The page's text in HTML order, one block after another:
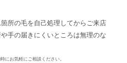
所の毛を自己処理してからご来店
手の届きにくいところは無理のな
にお気軽にご相談ください。